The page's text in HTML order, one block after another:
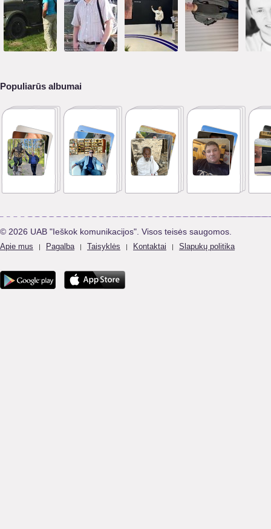
Populiarūs albumai
© 2026 UAB "Ieškok komunikacijos". Visos teisės saugomos.
Apie mus | Pagalba | Taisyklės | Kontaktai | Slapukų politika